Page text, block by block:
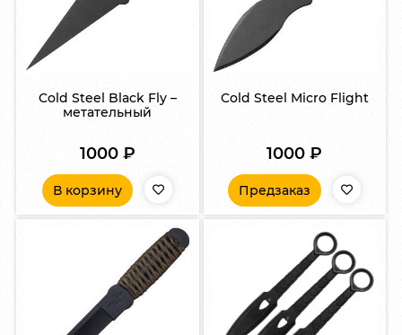
Cold Steel Black Fly –
метательный
1000 ₽
В корзину
Cold Steel Micro Flight
1000₽
Предзаказ